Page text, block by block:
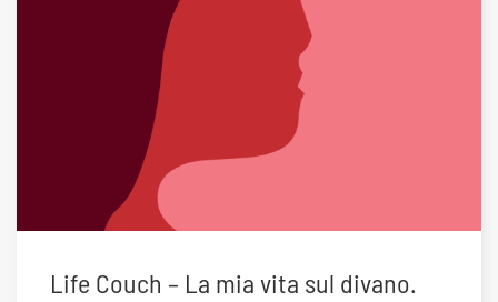
Life Couch – La mia vita sul divano.